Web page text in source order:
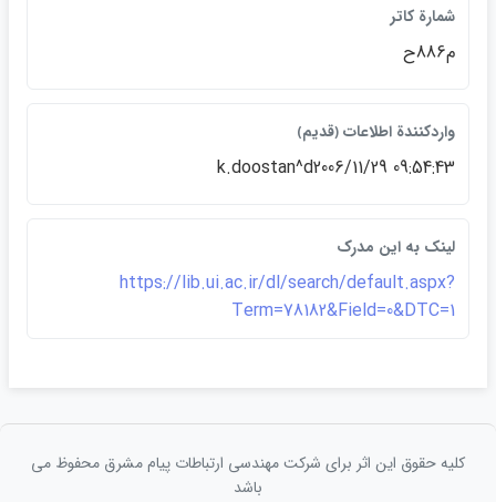
شمارة كاتر
م886ح
واردكنندة اطلاعات ﴿قديم﴾
k.doostan^d2006/11/29 09:54:43
لينک به اين مدرک
https://lib.ui.ac.ir/dl/search/default.aspx?
Term=78182&Field=0&DTC=1
کلیه حقوق این اثر برای شرکت مهندسی ارتباطات پيام مشرق محفوظ می
باشد